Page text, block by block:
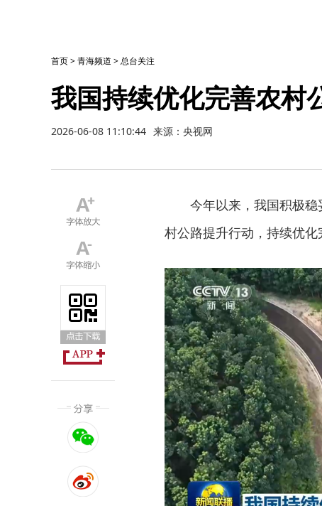
首页>青海频道 >总台关注
我国持续优化完善农村
2026-06-08 11:10:44 来源：央视网
今年以来，我国积极
村公路提升行动，持续优化